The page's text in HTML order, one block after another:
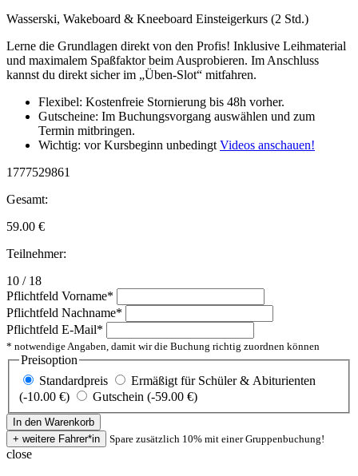
Wasserski, Wakeboard & Kneeboard Einsteigerkurs (2 Std.)
Lerne die Grundlagen direkt von den Profis! Inklusive Leihmaterial
und maximalem Spaßfaktor beim Ausprobieren. Im Anschluss
kannst du direkt sicher im „Üben-Slot“ mitfahren.
Flexibel: Kostenfreie Stornierung bis 48h vorher.
Gutscheine: Im Buchungsvorgang auswählen und zum
Termin mitbringen.
Wichtig: vor Kursbeginn unbedingt Videos anschauen!
1777529861
Gesamt:
59.00 €
Teilnehmer:
10 / 18
Pflichtfeld Vorname*
Pflichtfeld Nachname*
Pflichtfeld E-Mail*
* notwendige Angaben, damit wir die Buchung richtig zuordnen können
Preisoption
Standardpreis
Ermäßigt für Schüler & Abiturienten
(-10.00 €)
Gutschein (-59.00 €)
Spare zusätzlich 10% mit einer Gruppenbuchung!
close